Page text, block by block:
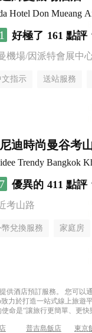
Hotel Don Mueang
好極了 161 點評
機場/因派特會展中
文指示 送站服務
迪時尚曼谷考
Trendy Bangkok
優異的 411 點評
考山路
幣兌換服務 家庭房
供酒店預訂服務。 您可
致力於打造一站式線上旅
命是“讓旅行更簡單、更
普吉島飯店
東京